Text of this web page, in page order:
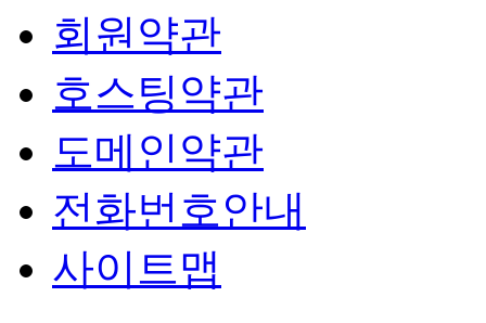
회원약관
호스팅약관
도메인약관
전화번호안내
사이트맵